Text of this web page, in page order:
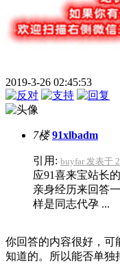
2019-3-26 02:45:53
7楼 91xlbadm
引用: buyfar 发表于
应91喜来宝站长
亲身经历来回答
样是同志代孕 ...
你回答的内容很好，可
知道的。所以能否单独